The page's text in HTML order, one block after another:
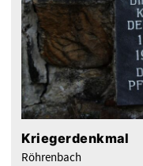
Kriegerdenkmal
Röhrenbach